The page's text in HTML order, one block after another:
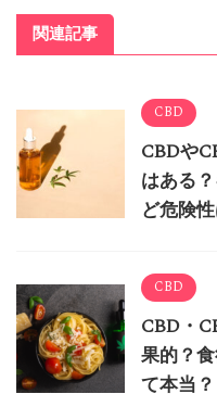
関連記事
CBD
CBDや
はある
ど危険
CBD
CBD・
果的？
て本当？